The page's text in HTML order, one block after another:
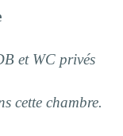
et WC privés
cette chambre.